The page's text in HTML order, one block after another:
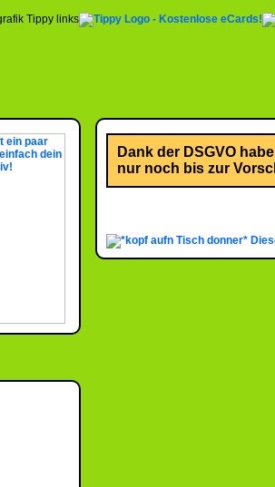
Dank der DSGVO
nur noch bis zur